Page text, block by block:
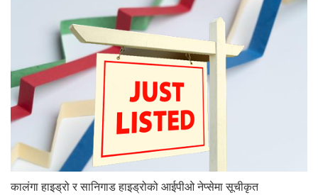
कालंगा हाइड्रो र सानिगाड हाइड्रोको आईपीओ नेप्सेमा सूचीकृत